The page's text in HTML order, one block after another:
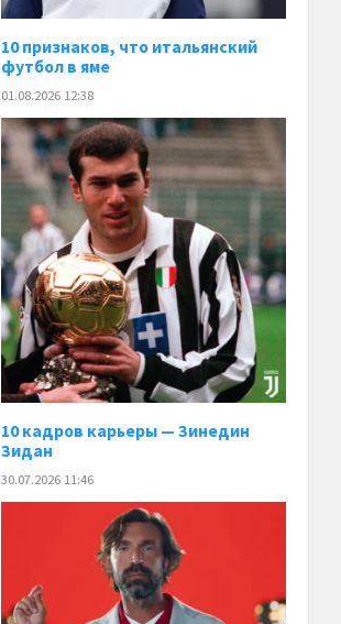
10 признаков, что итальянский
футбол в яме
01.08.2026 12:38
10 кадров карьеры — Зинедин
Зидан
30.07.2026 11:46